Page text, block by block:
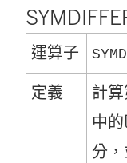
運算子
定義
計
中
分